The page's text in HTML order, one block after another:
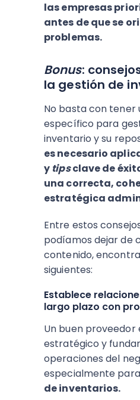
las empresas
antes de que se
problemas.
Bonus:
la gestión de
No basta con tener
específico para
inventario y su
es necesario
y tipsclave de
una correcta,
estratégica
Entre estos
podíamos dejar de
contenido,
siguientes:
Establece
largo plazo con
Un buen proveedor
estratégico y
operaciones del
especialmente
de inventarios.